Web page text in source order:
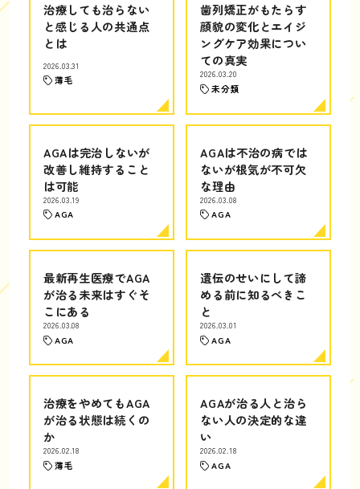
治療しても治らない
と感じる人の共通点
とは
2026.03.31
薄毛
歯列矯正がもたらす
顔貌の変化とエイジ
ングケア効果につい
ての真実
2026.03.20
未分類
AGAは完治しないが
改善し維持すること
は可能
2026.03.19
AGA
AGAは不治の病では
ないが根気が不可欠
な理由
2026.03.08
AGA
最新再生医療でAGA
が治る未来はすぐそ
こにある
2026.03.08
AGA
遺伝のせいにして諦
める前に知るべきこ
と
2026.03.01
AGA
治療をやめてもAGA
が治る状態は続くの
か
2026.02.18
薄毛
AGAが治る人と治ら
ない人の決定的な違
い
2026.02.18
AGA